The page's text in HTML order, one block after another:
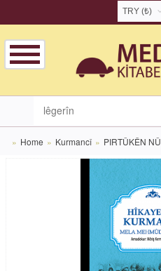
TRY (₺)
EUR (€)
TRY (₺)
GBP (£)
Home Kurmancî PIRTÛKÊN NÛ